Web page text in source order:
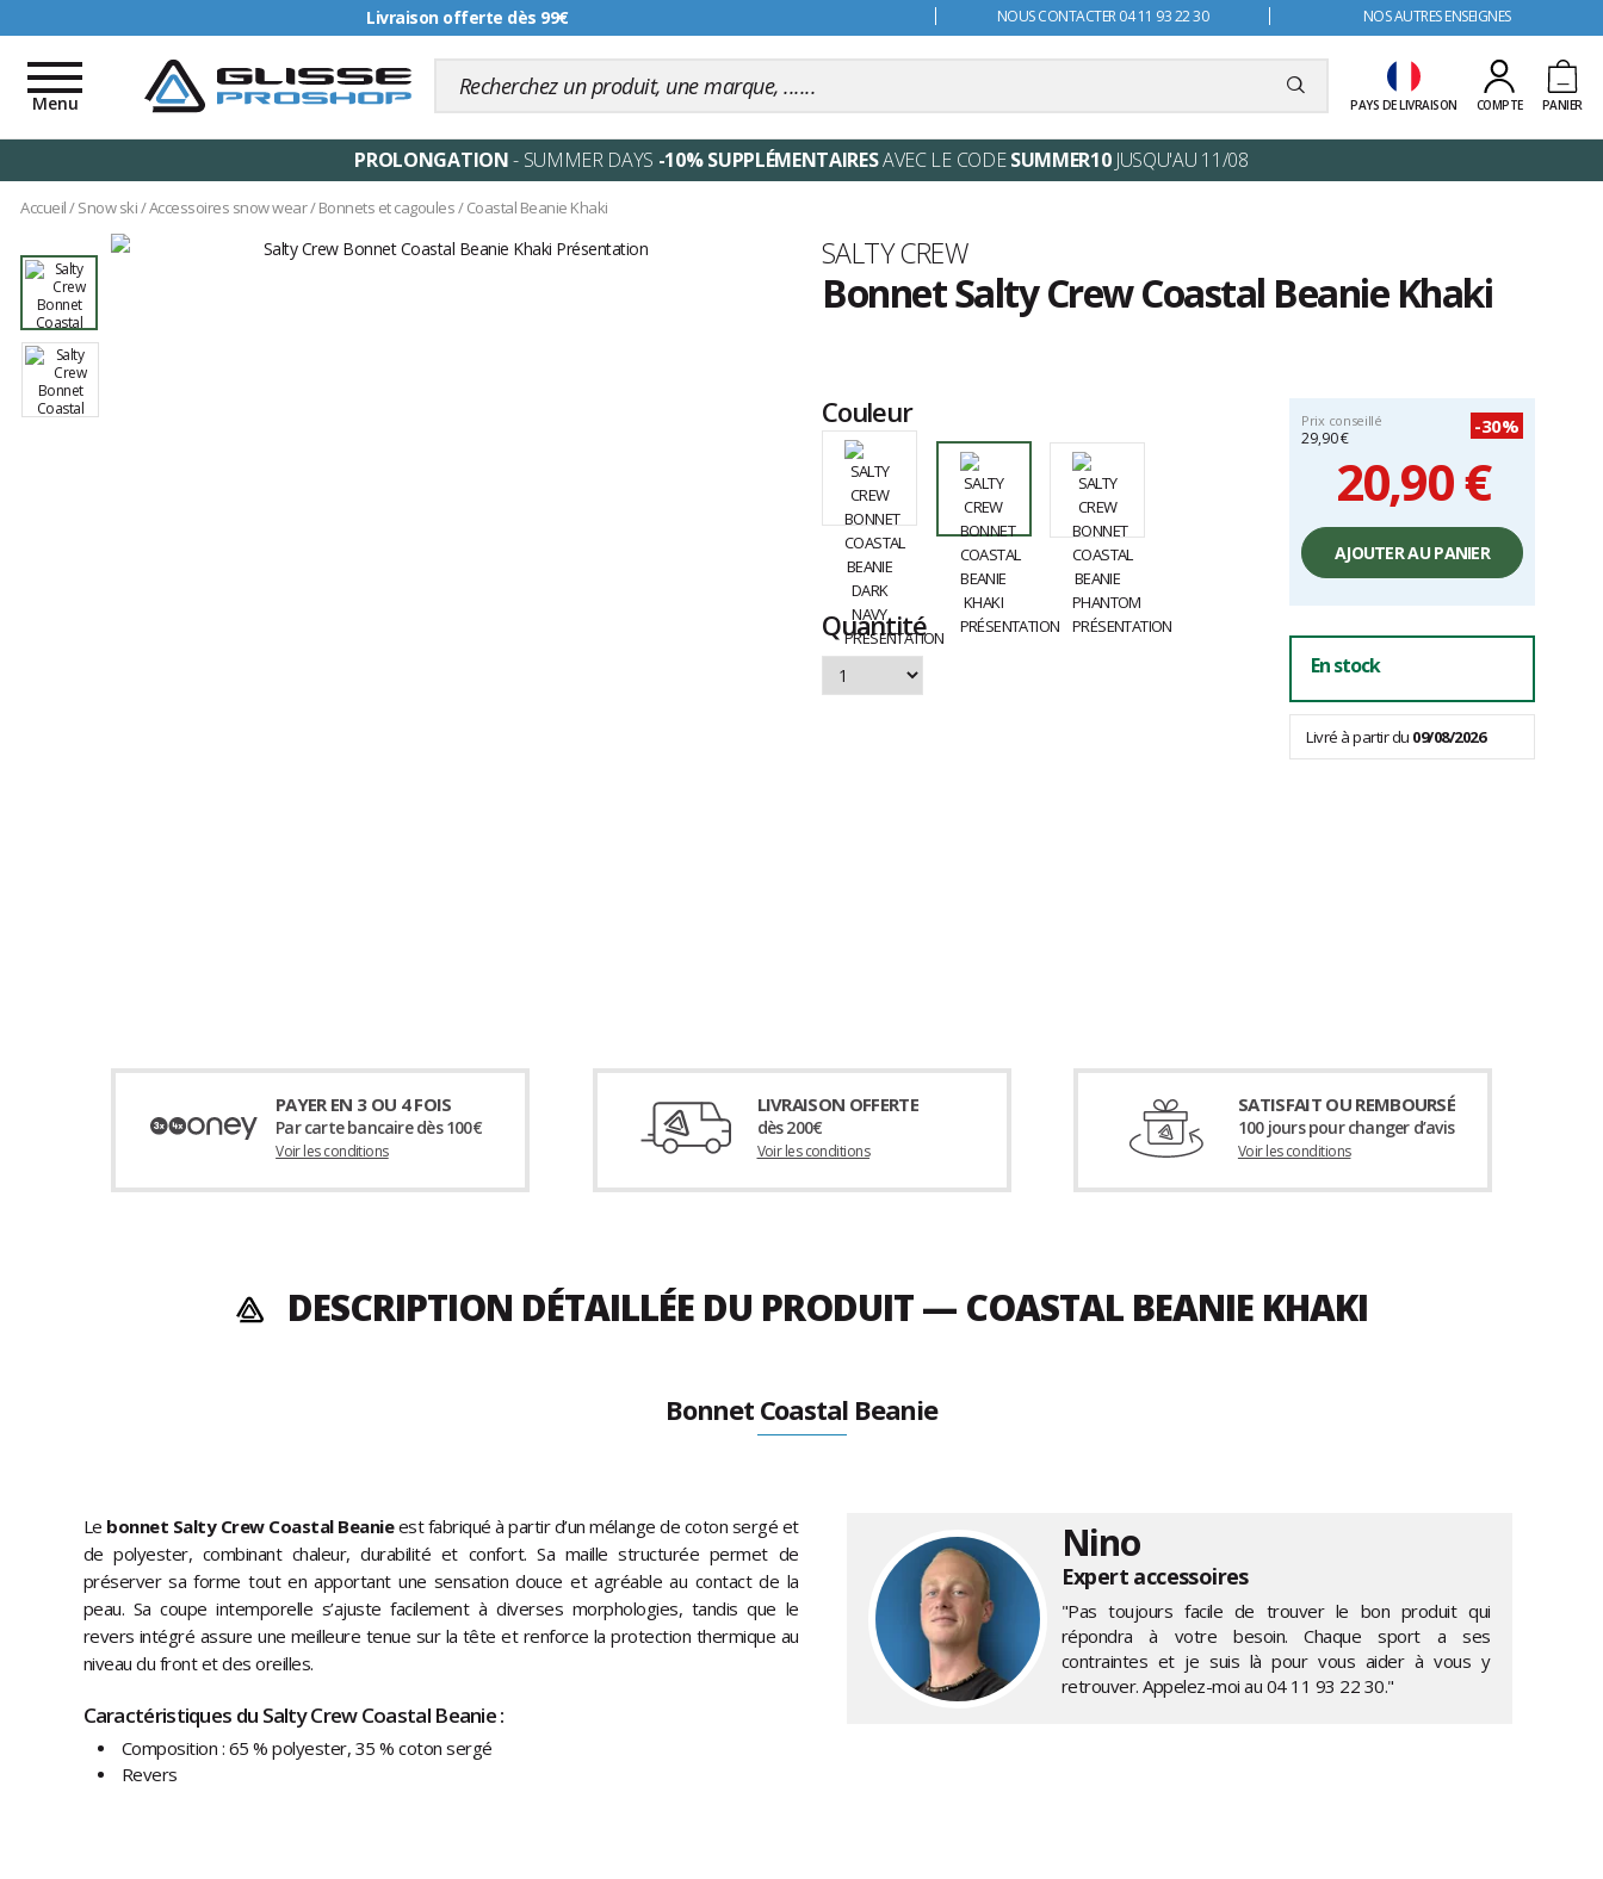
Livraison offerte dès 99€ NOUS CONTACTER 04 11 93 22 30 NOS AUTRES ENSEIGNES
PAYS DE LIVRAISON COMPTE PANIER
Toggle
navigation
Menu
PROLONGATION- SUMMER DAYS -10% SUPPLÉMENTAIRESAVEC LE CODESUMMER10JUSQU'AU 11/08
Accueil/Snow ski/Accessoires snow wear/Bonnets et cagoules/Coastal Beanie Khaki
Marque
SALTY CREW
Bonnet Salty Crew Coastal Beanie Khaki
Couleur
Quantité
Prix conseillé
29,90 €
-30%
20,90 €
Prix
unitaire,
hors
frais
AJOUTER AU PANIER
En stock
Livré à partir du 09/08/2026
PAYER EN 3 OU 4 FOIS
Par carte bancaire dès 100€
Voir les conditions
LIVRAISON OFFERTE
dès 200€
Voir les conditions
SATISFAIT OU REMBOURSÉ
100 jours pour changer d’avis
Voir les conditions
DESCRIPTION DÉTAILLÉE DU PRODUIT — COASTAL BEANIE KHAKI
Bonnet Coastal Beanie
Le bonnet Salty Crew Coastal Beanieest fabriqué à partir d’un mélange de coton sergé et
de polyester, combinant chaleur, durabilité et confort. Sa maille structurée permet de
préserver sa forme tout en apportant une sensation douce et agréable au contact de la
peau. Sa coupe intemporelle s’ajuste facilement à diverses morphologies, tandis que le
revers intégré assure une meilleure tenue sur la tête et renforce la protection thermique au
niveau du front et des oreilles.
Caractéristiques du Salty Crew Coastal Beanie :
Composition : 65 % polyester, 35 % coton sergé
Revers
Nino
Expert accessoires
"Pas toujours facile de trouver le bon produit qui
répondra à votre besoin. Chaque sport a ses
contraintes et je suis là pour vous aider à vous y
retrouver. Appelez-moi au 04 11 93 22 30."